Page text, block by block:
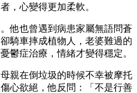
，心變得更加柔軟。
他也曾遇到病患家屬無語問蒼
騎車摔成植物人，老婆難過的
鬱症治療，情緒才變得穩定。
親在倒垃圾的時候不幸被摩托
心欲絕，他反問：「不是行善